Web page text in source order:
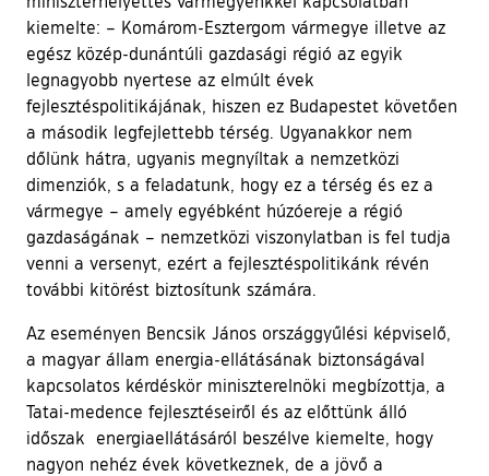
kiemelte: – Komárom-Esztergom vármegye illetve az
egész közép-dunántúli gazdasági régió az egyik
legnagyobb nyertese az elmúlt évek
fejlesztéspolitikájának, hiszen ez Budapestet követően
a második legfejlettebb térség. Ugyanakkor nem
dőlünk hátra, ugyanis megnyíltak a nemzetközi
dimenziók, s a feladatunk, hogy ez a térség és ez a
vármegye – amely egyébként húzóereje a régió
gazdaságának – nemzetközi viszonylatban is fel tudja
venni a versenyt, ezért a fejlesztéspolitikánk révén
további kitörést biztosítunk számára.
Az eseményen Bencsik János országgyűlési képviselő,
a magyar állam energia-ellátásának biztonságával
kapcsolatos kérdéskör miniszterelnöki megbízottja, a
Tatai-medence fejlesztéseiről és az előttünk álló
időszak energiaellátásáról beszélve kiemelte, hogy
nagyon nehéz évek következnek, de a jövő a